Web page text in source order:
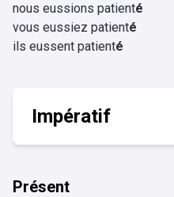
nous eussions patienté
vous eussiez patienté
ils eussent patienté
Impératif
Présent